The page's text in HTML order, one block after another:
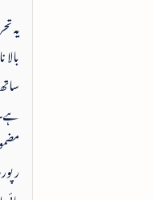
یہ
ہے۔